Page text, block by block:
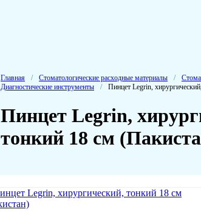
Главная / Стоматологические расходные материалы /
Диагностические инструменты
/ Пинцет Legrin,
Пинцет Legrin,
тонкий 18 см